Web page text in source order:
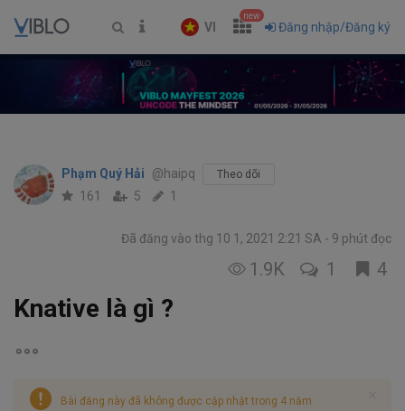
VI
new
Đăng nhập/Đăng ký
Phạm Quý Hải @haipq Theo dõi
161 5 1
Đã đăng vào thg 10 1, 2021 2:21 SA 9 phút đọc
1.9K 1 4
Knative là gì ?
Bài đăng này đã không được cập nhật trong 4 năm